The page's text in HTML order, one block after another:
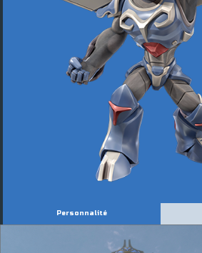
Personnalité